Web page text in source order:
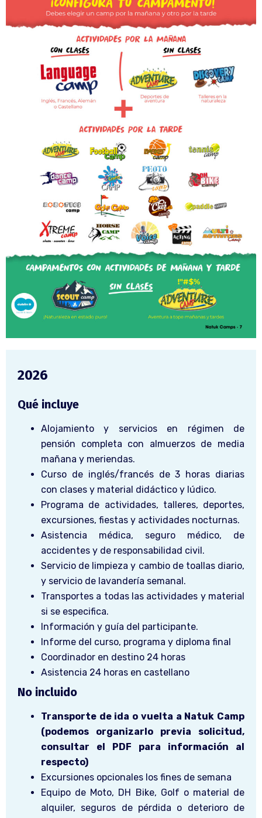
2026
Qué incluye
Alojamiento y servicios en régimen de
pensión completa con almuerzos de media
mañana y meriendas.
Curso de inglés/francés de 3 horas diarias
con clases y material didáctico y lúdico.
Programa de actividades, talleres, deportes,
excursiones, fiestas y actividades nocturnas.
Asistencia médica, seguro médico, de
accidentes y de responsabilidad civil.
Servicio de limpieza y cambio de toallas diario,
y servicio de lavandería semanal.
Transportes a todas las actividades y material
si se especifica.
Información y guía del participante.
Informe del curso, programa y diploma final
Coordinador en destino 24 horas
Asistencia 24 horas en castellano
No incluido
Transporte de ida o vuelta a Natuk Camp
(podemos organizarlo previa solicitud,
consultar el PDF para información al
respecto)
Excursiones opcionales los fines de semana
Equipo de Moto, DH Bike, Golf o material de
alquiler, seguros de pérdida o deterioro de